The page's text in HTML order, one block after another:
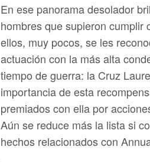
En ese panorama desolador
hombres que supieron cumplir
ellos, muy pocos, se les
actuación con la más alta
tiempo de guerra: la Cruz
importancia de esta
premiados con ella por
Aún se reduce más la lista si
hechos relacionados con